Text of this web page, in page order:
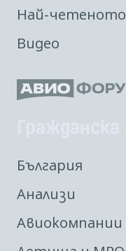
Най-четеното
Видео
България
Анализи
Авиокомпании